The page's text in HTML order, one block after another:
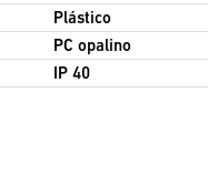
Plástico
PC opalino
IP 40